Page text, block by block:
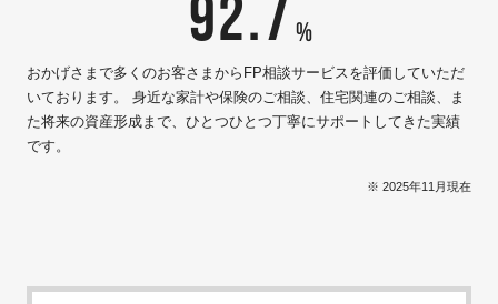
おかげさまで多くのお客さまからFP相談サービスを評価していただ
いております。 身近な家計や保険のご相談、住宅関連のご相談、ま
た将来の資産形成まで、ひとつひとつ丁寧にサポートしてきた実績
です。
※ 2025年11月現在
92.7 %